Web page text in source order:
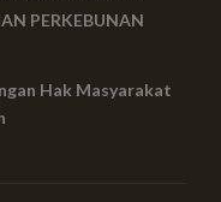
PERKEBUNAN
Hak Masyarakat